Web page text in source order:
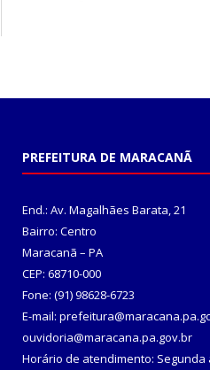
PREFEITURA DE MARACANÃ
End.: Av. Magalhães Barata, 21
Bairro: Centro
Maracanã – PA
CEP: 68710-000
Fone: (91) 98628-6723
E-mail:
ouvidoria@maracana.pa.gov.br
Horário de atendimento: Segunda